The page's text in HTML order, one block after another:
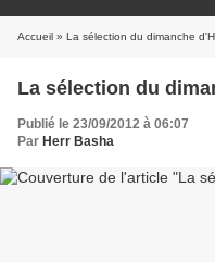
Accueil » La sélection du dimanche
La sélection du
Publié le 23/09/2012 à 06:07
Par Herr Basha